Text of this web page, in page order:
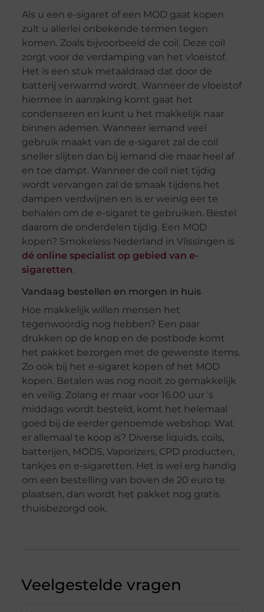
Als u een e-sigaret of een MOD gaat kopen
zult u allerlei onbekende termen tegen
komen. Zoals bijvoorbeeld de coil. Deze coil
zorgt voor de verdamping van het vloeistof.
Het is een stuk metaaldraad dat door de
batterij verwarmd wordt. Wanneer de vloeistof
hiermee in aanraking komt gaat het
condenseren en kunt u het makkelijk naar
binnen ademen. Wanneer iemand veel
gebruik maakt van de e-sigaret zal de coil
sneller slijten dan bij iemand die maar heel af
en toe dampt. Wanneer de coil niet tijdig
wordt vervangen zal de smaak tijdens het
dampen verdwijnen en is er weinig eer te
behalen om de e-sigaret te gebruiken. Bestel
daarom de onderdelen tijdig. Een MOD
kopen? Smokeless Nederland in Vlissingen is
dé online specialist op gebied van e-
sigaretten.
Vandaag bestellen en morgen in huis
Hoe makkelijk willen mensen het
tegenwoordig nog hebben? Een paar
drukken op de knop en de postbode komt
het pakket bezorgen met de gewenste items.
Zo ook bij het e-sigaret kopen of het MOD
kopen. Betalen was nog nooit zo gemakkelijk
en veilig. Zolang er maar voor 16.00 uur ’s
middags wordt besteld, komt het helemaal
goed bij de eerder genoemde webshop. Wat
er allemaal te koop is? Diverse liquids, coils,
batterijen, MODS, Vaporizers, CPD producten,
tankjes en e-sigaretten. Het is wel erg handig
om een bestelling van boven de 20 euro te
plaatsen, dan wordt het pakket nog gratis
thuisbezorgd ook.
Veelgestelde vragen